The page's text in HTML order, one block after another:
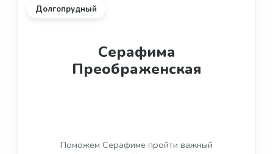
Долгопрудный
Серафима
Преображенская
Поможем Серафиме пройти важный